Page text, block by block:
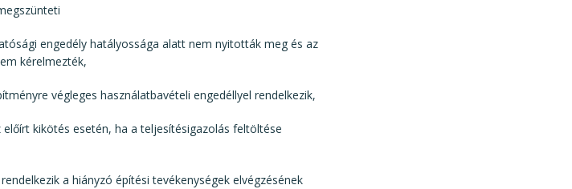
engedély hatályossága alatt nem nyitották meg és az
kérelmezték,
végleges használatbavételi engedéllyel rendelkezik,
kikötés esetén, ha a teljesítésigazolás feltöltése
a hiányzó építési tevékenységek elvégzésének